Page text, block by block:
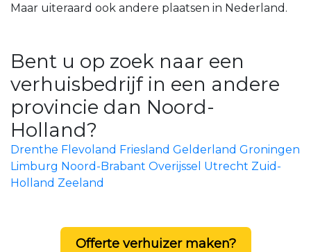
Maar uiteraard ook andere plaatsen in Nederland.
Bent u op zoek naar een
verhuisbedrijf in een andere
provincie dan Noord-
Holland?
Drenthe Flevoland Friesland Gelderland Groningen
Limburg Noord-Brabant Overijssel Utrecht Zuid-
Holland Zeeland
Offerte verhuizer maken?